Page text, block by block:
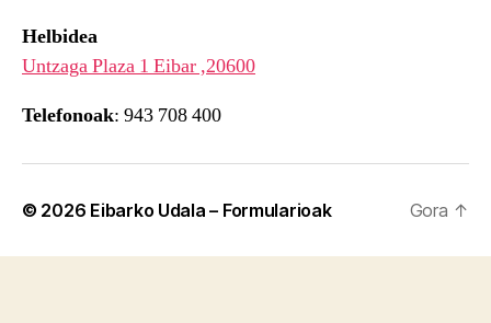
Helbidea
Untzaga Plaza 1 Eibar ,20600
Telefonoak: 943 708 400
© 2026 Eibarko Udala – Formularioak Gora ↑